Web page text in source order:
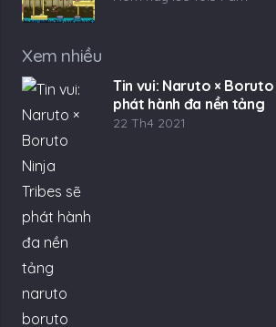
Xem nhiều
Tin vui: Naruto × Boruto
phát hành đa nền tảng
22 Th4 2021